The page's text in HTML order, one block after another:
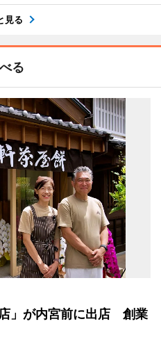
見る
る
」が内宮前に出店 創業